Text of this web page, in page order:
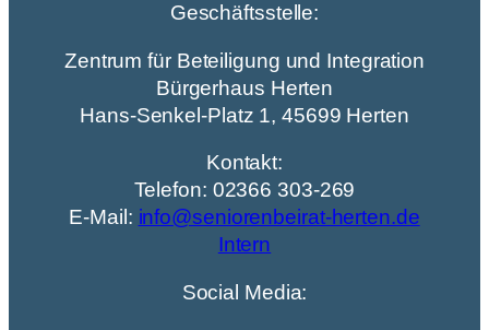
Geschäftsstelle:
Zentrum für Beteiligung und Integration
Bürgerhaus Herten
Hans-Senkel-Platz 1, 45699 Herten
Kontakt:
Telefon: 02366 303-269
E-Mail: info@seniorenbeirat-herten.de
Intern
Social Media: